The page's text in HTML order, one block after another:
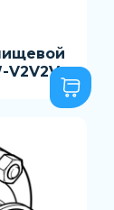
V2V2V